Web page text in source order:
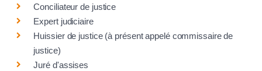
Conciliateur de justice
Expert judiciaire
Huissier de justice (à présent appelé commissaire de
justice)
Juré d'assises